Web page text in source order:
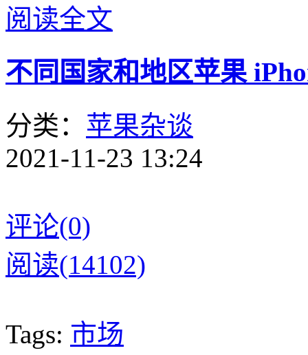
阅读全文
不同国家和地区苹果
分类： 苹果杂谈
2021-11-23 13:24
评论(0)
阅读(14102)
Tags: 市场